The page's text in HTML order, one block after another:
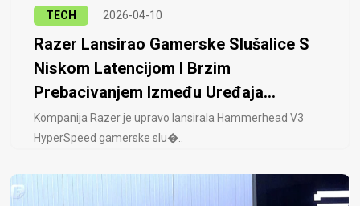
TECH 2026-04-10
Razer Lansirao Gamerske Slušalice S
Niskom Latencijom I Brzim
Prebacivanjem Između Uređaja...
Kompanija Razer je upravo lansirala Hammerhead V3
HyperSpeed ​​gamerske slu�..